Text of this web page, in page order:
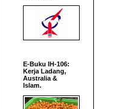
E-Buku IH-106:
Kerja Ladang,
Australia &
Islam.